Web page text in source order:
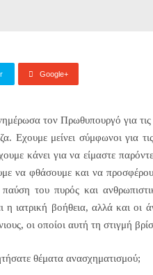
Google+
τον Πρωθυπουργό για τις
Εχουμε μείνει σύμφωνοι για
κάνει για να είμαστε
να φθάσουμε και να
παύση του πυρός και
η ιατρική βοήθεια, αλλά και οι
οι οποίοι αυτή τη στιγμή
θέματα ανασχηματισμού;